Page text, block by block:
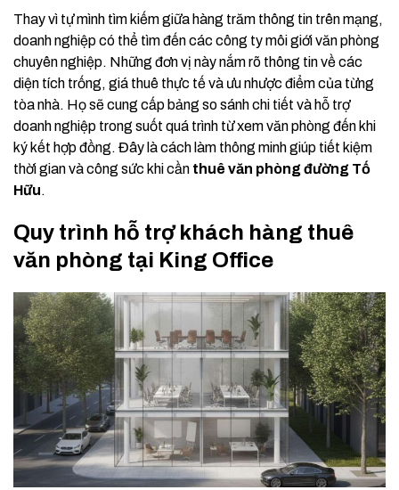
Thay vì tự mình tìm kiếm giữa hàng trăm thông tin trên mạng,
doanh nghiệp có thể tìm đến các công ty môi giới văn phòng
chuyên nghiệp. Những đơn vị này nắm rõ thông tin về các
diện tích trống, giá thuê thực tế và ưu nhược điểm của từng
tòa nhà. Họ sẽ cung cấp bảng so sánh chi tiết và hỗ trợ
doanh nghiệp trong suốt quá trình từ xem văn phòng đến khi
ký kết hợp đồng. Đây là cách làm thông minh giúp tiết kiệm
thời gian và công sức khi cần thuê văn phòng đường Tố
Hữu.
Quy trình hỗ trợ khách hàng thuê
văn phòng tại King Office